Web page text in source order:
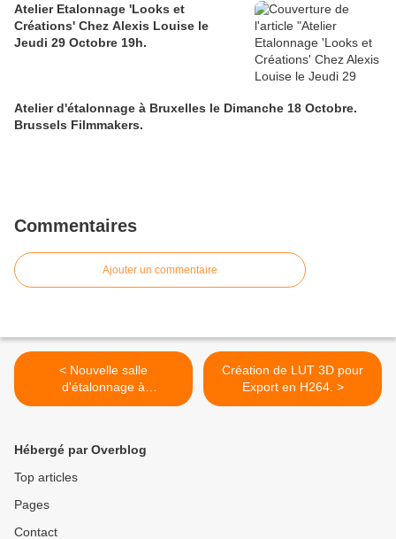
Atelier Etalonnage 'Looks et
Créations' Chez Alexis Louise le
Jeudi 29 Octobre 19h.
Atelier d'étalonnage à Bruxelles le Dimanche 18 Octobre.
Brussels Filmmakers.
Commentaires
Ajouter un commentaire
< Nouvelle salle
d'étalonnage à
Vincennes!!!!
Création de LUT 3D pour
Export en H264. >
Hébergé par Overblog
Top articles
Pages
Contact